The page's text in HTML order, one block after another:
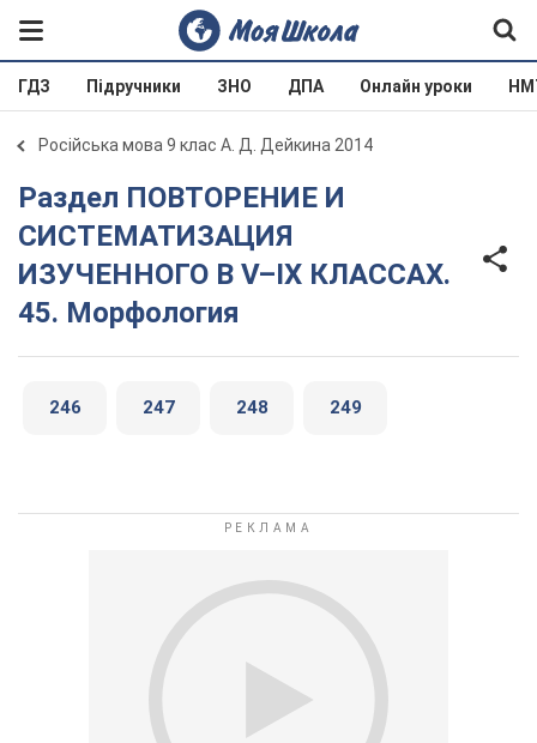
ГДЗ Підручники ЗНО ДПА Онлайн уроки
Російська мова 9 клас А. Д. Дейкина 2014
Раздел ПОВТОРЕНИЕ И
СИСТЕМАТИЗАЦИЯ
ИЗУЧЕННОГО В V–IX КЛАССАХ.
45. Морфология
246 247 248 249